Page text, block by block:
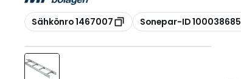
Kopioi
Sähkönro 1467007 Kopioi
Sonepar-ID 100038685